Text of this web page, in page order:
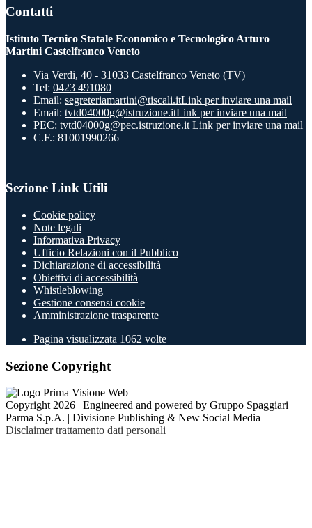
Contatti
Istituto Tecnico Statale Economico e Tecnologico Arturo
Martini Castelfranco Veneto
Via Verdi, 40 - 31033 Castelfranco Veneto (TV)
Tel: 0423 491080
Email: segreteriamartini@tiscali.itLink per inviare una mail
Email: tvtd04000g@istruzione.itLink per inviare una mail
PEC: tvtd04000g@pec.istruzione.it Link per inviare una mail
C.F.: 81001990266
Sezione Link Utili
Cookie policy
Note legali
Informativa Privacy
Ufficio Relazioni con il Pubblico
Dichiarazione di accessibilità
Obiettivi di accessibilità
Whistleblowing
Gestione consensi cookie
Amministrazione trasparente
Pagina visualizzata 1062 volte
Sezione Copyright
Copyright 2026 | Engineered and powered by Gruppo Spaggiari
Parma S.p.A. | Divisione Publishing & New Social Media
Disclaimer trattamento dati personali